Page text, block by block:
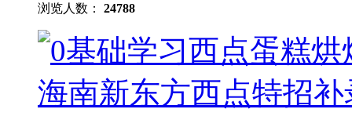
浏览人数： 24788